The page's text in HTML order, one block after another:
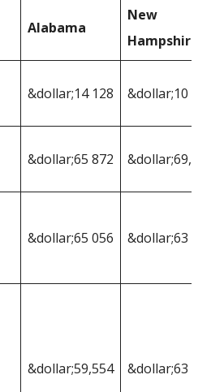
Alabama
New
Hampshire
&dollar;14 128 &dollar;10 368
&dollar;65 872 &dollar;69,632
&dollar;65 056 &dollar;63 644
&dollar;59,554 &dollar;63 644